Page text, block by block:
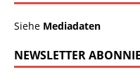
Siehe Mediadaten
NEWSLETTER